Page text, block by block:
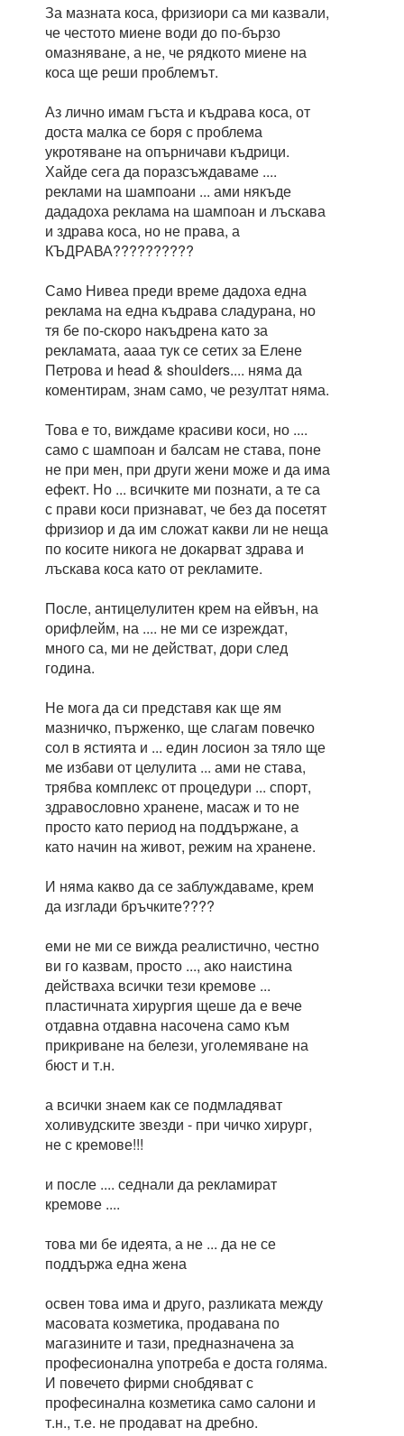
За мазната коса, фризиори са ми казвали,
че честото миене води до по-бързо
омазняване, а не, че рядкото миене на
коса ще реши проблемът.
Аз лично имам гъста и къдрава коса, от
доста малка се боря с проблема
укротяване на опърничави къдрици.
Хайде сега да поразсъждаваме ....
реклами на шампоани ... ами някъде
дададоха реклама на шампоан и лъскава
и здрава коса, но не права, а
КЪДРАВА??????????
Само Нивеа преди време дадоха една
реклама на една къдрава сладурана, но
тя бе по-скоро накъдрена като за
рекламата, аааа тук се сетих за Елене
Петрова и head & shoulders.... няма да
коментирам, знам само, че резултат няма.
Това е то, виждаме красиви коси, но ....
само с шампоан и балсам не става, поне
не при мен, при други жени може и да има
ефект. Но ... всичките ми познати, а те са
с прави коси признават, че без да посетят
фризиор и да им сложат какви ли не неща
по косите никога не докарват здрава и
лъскава коса като от рекламите.
После, антицелулитен крем на ейвън, на
орифлейм, на .... не ми се изреждат,
много са, ми не действат, дори след
година.
Не мога да си представя как ще ям
мазничко, пърженко, ще слагам повечко
сол в ястията и ... един лосион за тяло ще
ме избави от целулита ... ами не става,
трябва комплекс от процедури ... спорт,
здравословно хранене, масаж и то не
просто като период на поддържане, а
като начин на живот, режим на хранене.
И няма какво да се заблуждаваме, крем
да изглади бръчките????
еми не ми се вижда реалистично, честно
ви го казвам, просто ..., ако наистина
действаха всички тези кремове ...
пластичната хирургия щеше да е вече
отдавна отдавна насочена само към
прикриване на белези, уголемяване на
бюст и т.н.
а всички знаем как се подмладяват
холивудските звезди - при чичко хирург,
не с кремове!!!
и после .... седнали да рекламират
кремове ....
това ми бе идеята, а не ... да не се
поддържа една жена
освен това има и друго, разликата между
масовата козметика, продавана по
магазините и тази, предназначена за
професионална употреба е доста голяма.
И повечето фирми снобдяват с
професинална козметика само салони и
т.н., т.е. не продават на дребно.